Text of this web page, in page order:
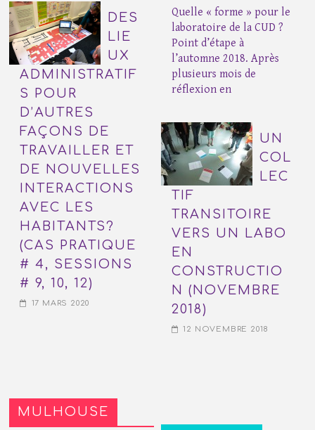
DES
LIE
UX
ADMINISTRATIF
S POUR
D’AUTRES
FAÇONS DE
TRAVAILLER ET
DE NOUVELLES
INTERACTIONS
AVEC LES
HABITANTS?
(CAS PRATIQUE
# 4, SESSIONS
# 9, 10, 12)
17 MARS 2020
MULHOUSE
Quelle « forme » pour le
laboratoire de la CUD ?
Point d’étape à
l’automne 2018. Après
plusieurs mois de
réflexion en
UN
COL
LEC
TIF
TRANSITOIRE
VERS UN LABO
EN
CONSTRUCTIO
N (NOVEMBRE
2018)
12 NOVEMBRE 2018